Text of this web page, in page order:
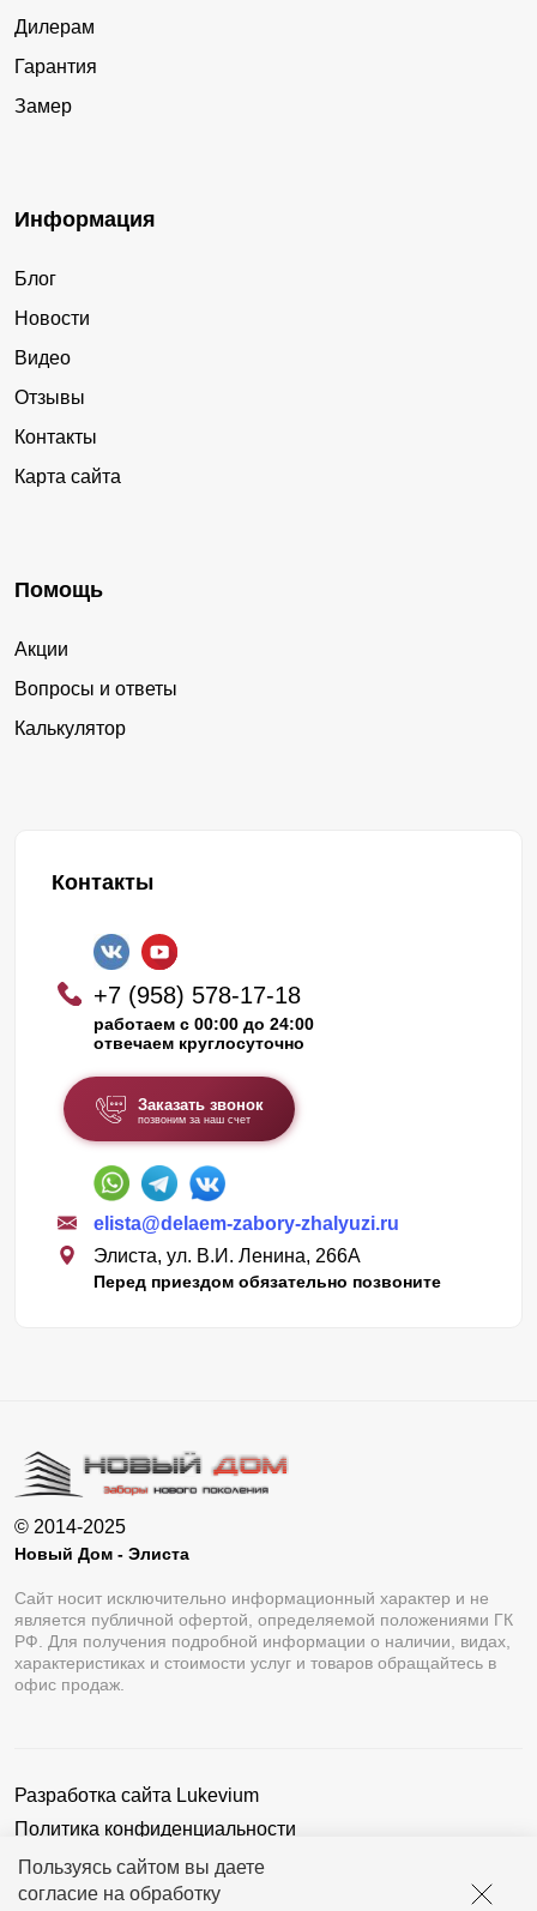
Пользуясь сайтом вы даете
согласие на обработку
Дилерам
Гарантия
Замер
Информация
Блог
Новости
Видео
Отзывы
Контакты
Карта сайта
Помощь
Акции
Вопросы и ответы
Калькулятор
Контакты
+7 (958) 578-17-18
работаем с 00:00 до 24:00
отвечаем круглосуточно
Заказать звонок
позвоним за наш счет
elista@delaem-zabory-zhalyuzi.ru
Элиста, ул. В.И. Ленина, 266А
Перед приездом обязательно позвоните
© 2014-2025
Новый Дом - Элиста
Сайт носит исключительно информационный характер и не
является публичной офертой, определяемой положениями ГК
РФ. Для получения подробной информации о наличии, видах,
характеристиках и стоимости услуг и товаров обращайтесь в
офис продаж.
Разработка сайта Lukevium
Политика конфиденциальности
Пользовательское соглашение